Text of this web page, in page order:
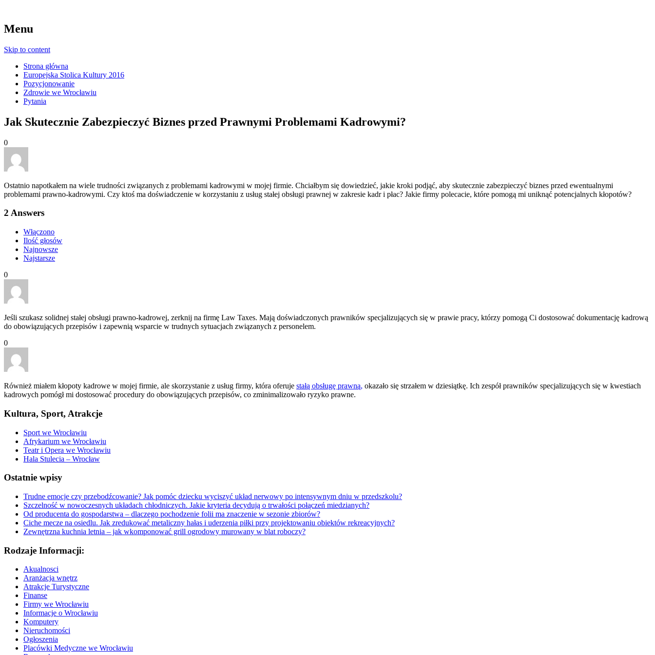
Menu
Skip to content
Strona główna
Europejska Stolica Kultury 2016
Pozycjonowanie
Zdrowie we Wrocławiu
Pytania
Jak Skutecznie Zabezpieczyć Biznes przed Prawnymi Problemami Kadrowymi?
0
Ostatnio napotkałem na wiele trudności związanych z problemami kadrowymi w mojej firmie. Chciałbym się dowiedzieć, jakie kroki podjąć, aby skutecznie zabezpieczyć biznes przed ewentualnymi
problemami prawno-kadrowymi. Czy ktoś ma doświadczenie w korzystaniu z usług stałej obsługi prawnej w zakresie kadr i płac? Jakie firmy polecacie, które pomogą mi uniknąć potencjalnych kłopotów?
2 Answers
Włączono
Ilość głosów
Najnowsze
Najstarsze
0
Jeśli szukasz solidnej stałej obsługi prawno-kadrowej, zerknij na firmę Law Taxes. Mają doświadczonych prawników specjalizujących się w prawie pracy, którzy pomogą Ci dostosować dokumentację kadrową
do obowiązujących przepisów i zapewnią wsparcie w trudnych sytuacjach związanych z personelem.
0
Również miałem kłopoty kadrowe w mojej firmie, ale skorzystanie z usług firmy, która oferuje stałą obsługę prawną, okazało się strzałem w dziesiątkę. Ich zespół prawników specjalizujących się w kwestiach
kadrowych pomógł mi dostosować procedury do obowiązujących przepisów, co zminimalizowało ryzyko prawne.
Kultura, Sport, Atrakcje
Sport we Wrocławiu
Afrykarium we Wrocławiu
Teatr i Opera we Wrocławiu
Hala Stulecia – Wrocław
Ostatnie wpisy
Trudne emocje czy przebodźcowanie? Jak pomóc dziecku wyciszyć układ nerwowy po intensywnym dniu w przedszkolu?
Szczelność w nowoczesnych układach chłodniczych. Jakie kryteria decydują o trwałości połączeń miedzianych?
Od producenta do gospodarstwa – dlaczego pochodzenie folii ma znaczenie w sezonie zbiorów?
Ciche mecze na osiedlu. Jak zredukować metaliczny hałas i uderzenia piłki przy projektowaniu obiektów rekreacyjnych?
Zewnętrzna kuchnia letnia – jak wkomponować grill ogrodowy murowany w blat roboczy?
Rodzaje Informacji:
Akualnosci
Aranżacja wnętrz
Atrakcje Turystyczne
Finanse
Firmy we Wrocławiu
Informacje o Wrocławiu
Komputery
Nieruchomości
Ogłoszenia
Placówki Medyczne we Wrocławiu